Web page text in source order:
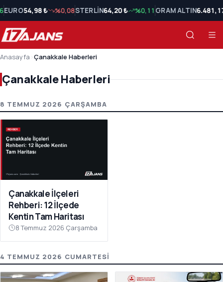
EURO54,98 ₺ %0,08STERLİN64,20 ₺ %0,11 GRAM ALTIN
Anasayfa Çanakkale Haberleri
Çanakkale Haberleri
Çanakkale Haberleri Son Haberler
8 TEMMUZ 2026 ÇARŞAMBA
Çanakkale İlçeleri
Rehberi: 12 İlçede
Kentin Tam Haritası
8 Temmuz 2026 Çarşamba
4 TEMMUZ 2026 CUMARTESI